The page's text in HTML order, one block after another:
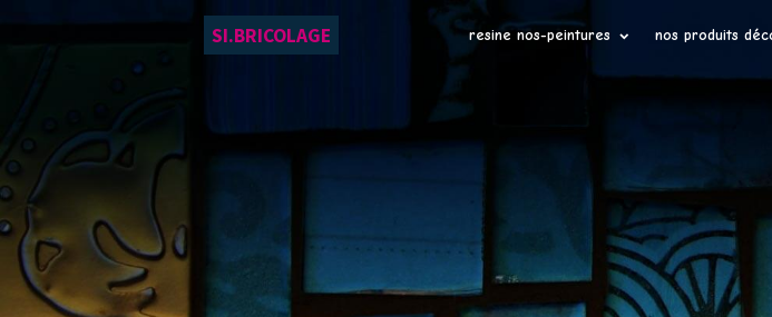
SI.BRICOLAGE resine nos-peintures nos produits